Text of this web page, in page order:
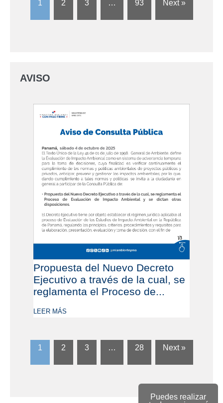
Puedes realizar
1 2 3 … 93 Next »
AVISO
Propuesta del Nuevo Decreto
Ejecutivo a través de la cual, se
reglamenta el Proceso de...
LEER MÁS
1 2 3 … 28 Next »